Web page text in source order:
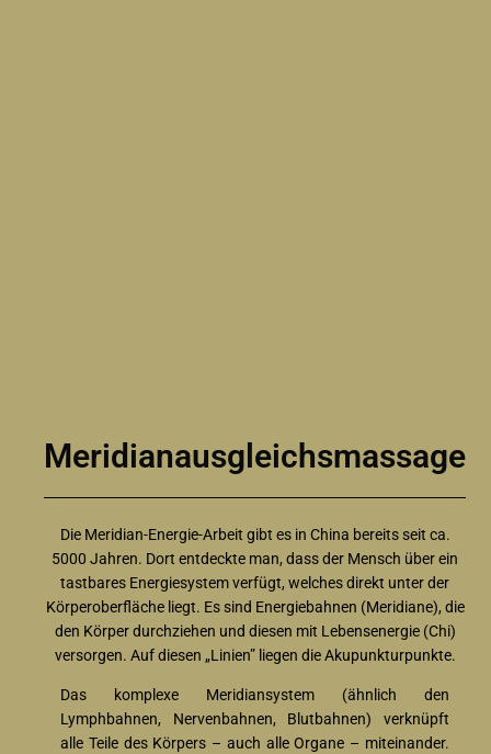
Meridianausgleichsmassage
Die Meridian-Energie-Arbeit gibt es in China bereits seit ca.
5000 Jahren. Dort entdeckte man, dass der Mensch über ein
tastbares Energiesystem verfügt, welches direkt unter der
Körperoberfläche liegt. Es sind Energiebahnen (Meridiane), die
den Körper durchziehen und diesen mit Lebensenergie (Chi)
versorgen. Auf diesen „Linien” liegen die Akupunkturpunkte.
Das komplexe Meridiansystem (ähnlich den
Lymphbahnen, Nervenbahnen, Blutbahnen) verknüpft
alle Teile des Körpers – auch alle Organe – miteinander.